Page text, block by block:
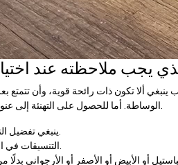
يجب ملاحظته عند
ينبغي ألا تكون ذات رائحة قوية، وأن